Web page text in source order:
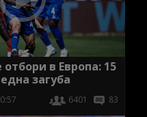
в Европа: 15
загуба
6401 83